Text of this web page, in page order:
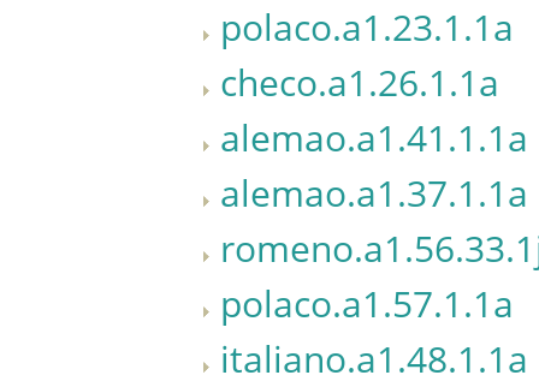
polaco.a1.23.1.1a
checo.a1.26.1.1a
alemao.a1.41.1.1a
alemao.a1.37.1.1a
polaco.a1.57.1.1a
italiano.a1.48.1.1a